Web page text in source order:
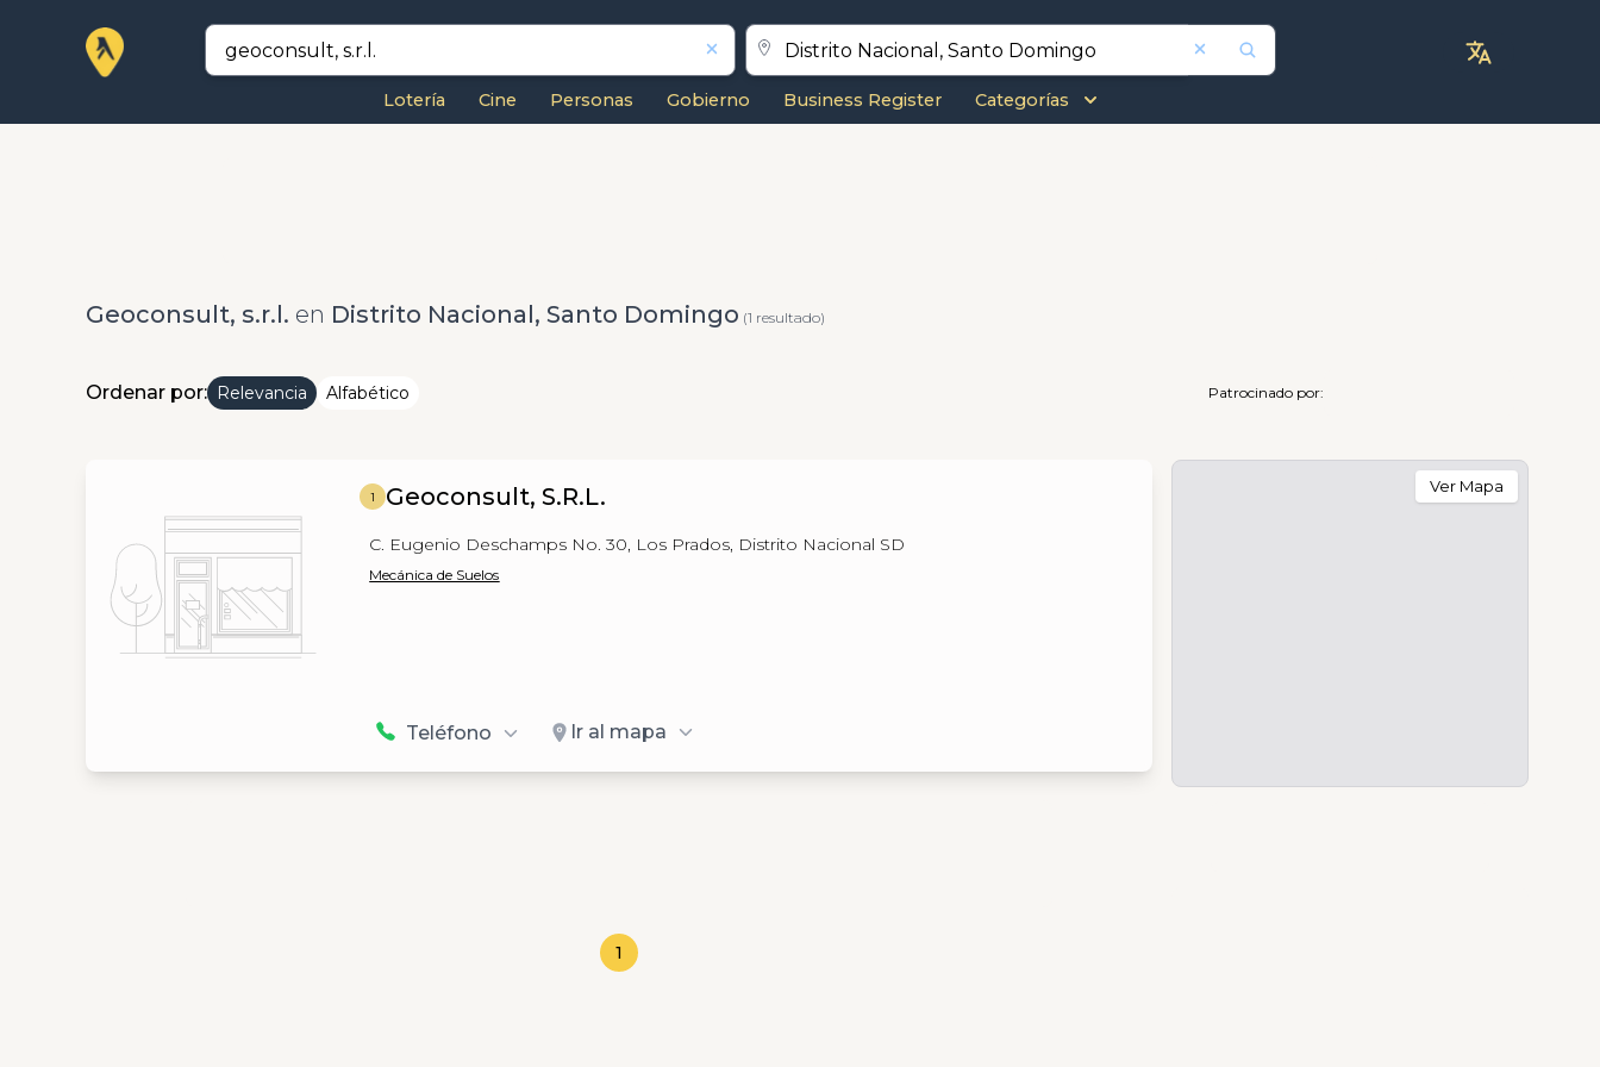
Lotería Cine Personas Gobierno Business Register Categorías
Geoconsult, s.r.l. en Distrito Nacional, Santo Domingo (1 resultado)
Ordenar por: Relevancia Alfabético Patrocinado por:
1 Geoconsult, S.R.L.
C. Eugenio Deschamps No. 30, Los Prados, Distrito Nacional SD
Mecánica de Suelos
Teléfono Ir al mapa
1
Ver Mapa